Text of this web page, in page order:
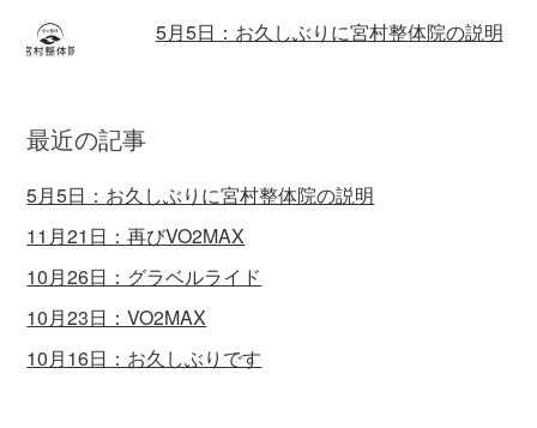
5月5日：お久しぶりに宮村整体院の説明
最近の記事
5月5日：お久しぶりに宮村整体院の説明
11月21日：再びVO2MAX
10月26日：グラベルライド
10月23日：VO2MAX
10月16日：お久しぶりです